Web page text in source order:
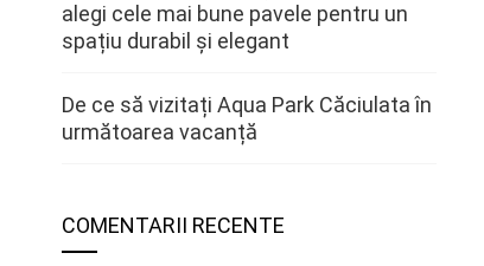
alegi cele mai bune pavele pentru un
spațiu durabil și elegant
De ce să vizitați Aqua Park Căciulata în
următoarea vacanță
COMENTARII RECENTE